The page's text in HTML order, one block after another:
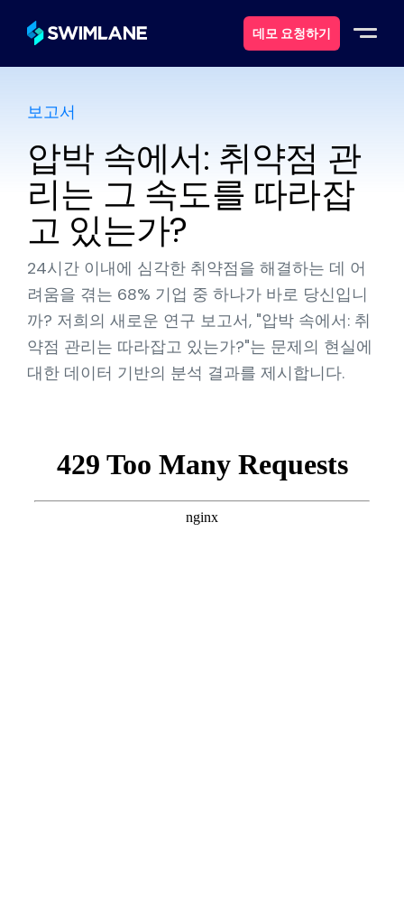
데모 요청하기
스윔레인이란 무엇일까요?
솔루션
제품
서비스
자원
에 대한
연락하다
보고서
압박 속에서: 취약점 관
리는 그 속도를 따라잡
고 있는가?
24시간 이내에 심각한 취약점을 해결하는 데 어
려움을 겪는 68% 기업 중 하나가 바로 당신입니
까? 저희의 새로운 연구 보고서, "압박 속에서: 취
약점 관리는 따라잡고 있는가?"는 문제의 현실에
대한 데이터 기반의 분석 결과를 제시합니다.